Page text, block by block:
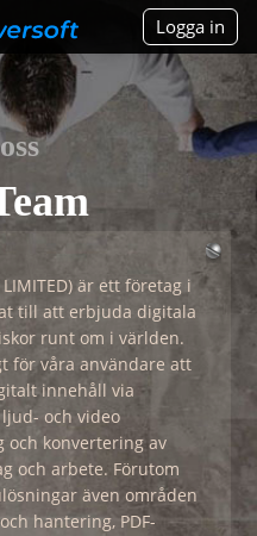
Logga in
LIMITED) är ett företag i
till att erbjuda digitala
runt om i världen.
för våra användare att
innehåll via
och video
konvertering av
och arbete. Förutom
även områden
hantering, PDF-